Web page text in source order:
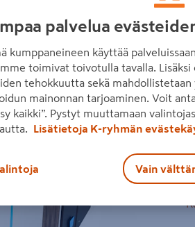
Seuraava
palvelua
kumppaneineen käyttää
toimivat toivotulla tavalla. Lisäksi
tehokkuutta sekä
mainonnan tarjoaminen. Voit
kaikki”. Pystyt muuttamaan
Lisätietoja K-ryhmän
Vain